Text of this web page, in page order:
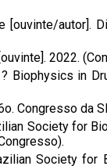
[ouvinte/autor].
2022.
Biophysics in
Congresso da
Society for
Society for